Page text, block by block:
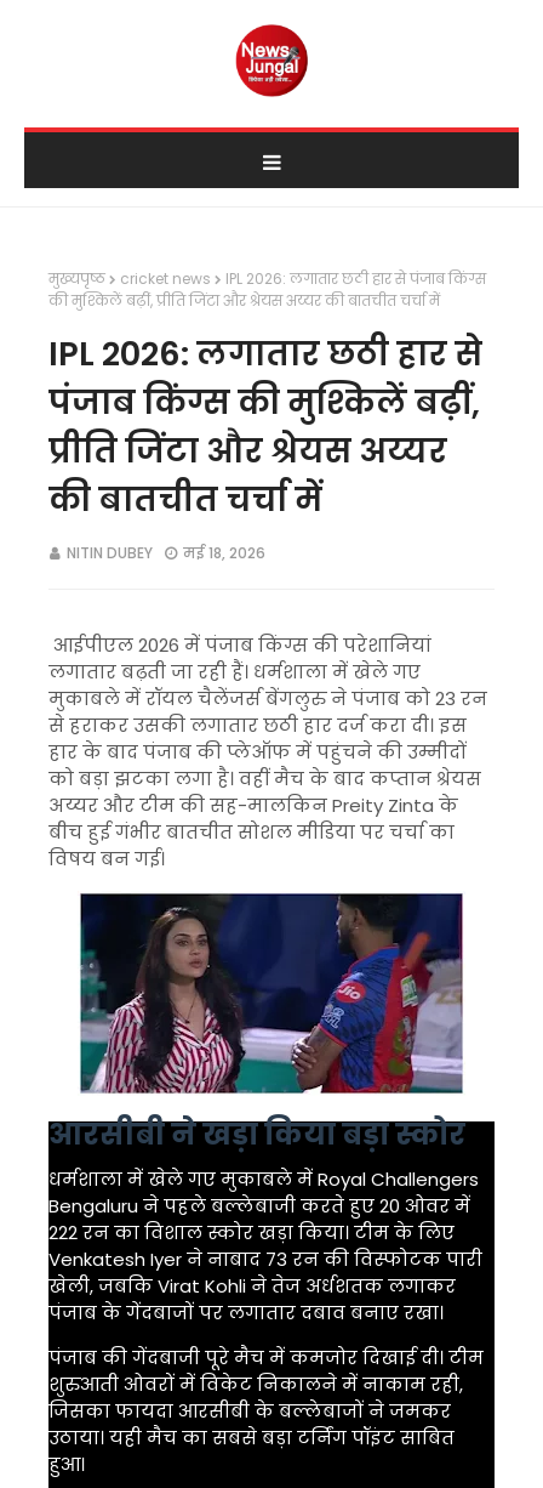
मुख्यपृष्ठ cricket news
IPL 2026: लगातार छठी हार से पंजाब किंग्स
की मुश्किलें बढ़ीं, प्रीति जिंटा और श्रेयस अय्यर की बातचीत चर्चा में
IPL 2026: लगातार छठी हार से
पंजाब किंग्स की मुश्किलें बढ़ीं,
प्रीति जिंटा और श्रेयस अय्यर
की बातचीत चर्चा में
NITIN DUBEY मई 18, 2026
आईपीएल 2026 में पंजाब किंग्स की परेशानियां
लगातार बढ़ती जा रही हैं। धर्मशाला में खेले गए
मुकाबले में रॉयल चैलेंजर्स बेंगलुरु ने पंजाब को 23 रन
से हराकर उसकी लगातार छठी हार दर्ज करा दी। इस
हार के बाद पंजाब की प्लेऑफ में पहुंचने की उम्मीदों
को बड़ा झटका लगा है। वहीं मैच के बाद कप्तान श्रेयस
अय्यर और टीम की सह-मालकिनPreity Zinta के
बीच हुई गंभीर बातचीत सोशल मीडिया पर चर्चा का
विषय बन गई।
आरसीबी ने खड़ा किया बड़ा स्कोर
धर्मशाला में खेले गए मुकाबले मेंRoyal Challengers
Bengaluruने पहले बल्लेबाजी करते हुए 20 ओवर में
222 रन का विशाल स्कोर खड़ा किया। टीम के लिए
Venkatesh Iyerने नाबाद 73 रन की विस्फोटक पारी
खेली, जबकिVirat Kohliने तेज अर्धशतक लगाकर
पंजाब के गेंदबाजों पर लगातार दबाव बनाए रखा।
पंजाब की गेंदबाजी पूरे मैच में कमजोर दिखाई दी। टीम
शुरुआती ओवरों में विकेट निकालने में नाकाम रही,
जिसका फायदा आरसीबी के बल्लेबाजों ने जमकर
उठाया। यही मैच का सबसे बड़ा टर्निंग पॉइंट साबित
हुआ।